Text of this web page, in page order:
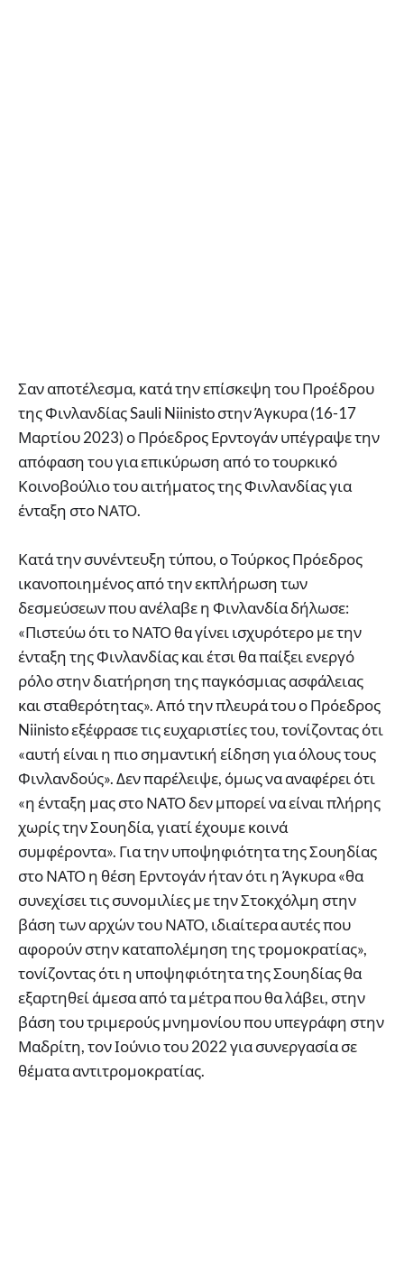
Σαν αποτέλεσμα, κατά την επίσκεψη του Προέδρου
της Φινλανδίας Sauli Niinisto στην Άγκυρα (16-17
Μαρτίου 2023) ο Πρόεδρος Ερντογάν υπέγραψε την
απόφαση του για επικύρωση από το τουρκικό
Κοινοβούλιο του αιτήματος της Φινλανδίας για
ένταξη στο ΝΑΤΟ.
Κατά την συνέντευξη τύπου, ο Τούρκος Πρόεδρος
ικανοποιημένος από την εκπλήρωση των
δεσμεύσεων που ανέλαβε η Φινλανδία δήλωσε:
«Πιστεύω ότι το ΝΑΤΟ θα γίνει ισχυρότερο με την
ένταξη της Φινλανδίας και έτσι θα παίξει ενεργό
ρόλο στην διατήρηση της παγκόσμιας ασφάλειας
και σταθερότητας». Από την πλευρά του ο Πρόεδρος
Niinisto εξέφρασε τις ευχαριστίες του, τονίζοντας ότι
«αυτή είναι η πιο σημαντική είδηση για όλους τους
Φινλανδούς». Δεν παρέλειψε, όμως να αναφέρει ότι
«η ένταξη μας στο ΝΑΤΟ δεν μπορεί να είναι πλήρης
χωρίς την Σουηδία, γιατί έχουμε κοινά
συμφέροντα». Για την υποψηφιότητα της Σουηδίας
στο ΝΑΤΟ η θέση Ερντογάν ήταν ότι η Άγκυρα «θα
συνεχίσει τις συνομιλίες με την Στοκχόλμη στην
βάση των αρχών του ΝΑΤΟ, ιδιαίτερα αυτές που
αφορούν στην καταπολέμηση της τρομοκρατίας»,
τονίζοντας ότι η υποψηφιότητα της Σουηδίας θα
εξαρτηθεί άμεσα από τα μέτρα που θα λάβει, στην
βάση του τριμερούς μνημονίου που υπεγράφη στην
Μαδρίτη, τον Ιούνιο του 2022 για συνεργασία σε
θέματα αντιτρομοκρατίας.